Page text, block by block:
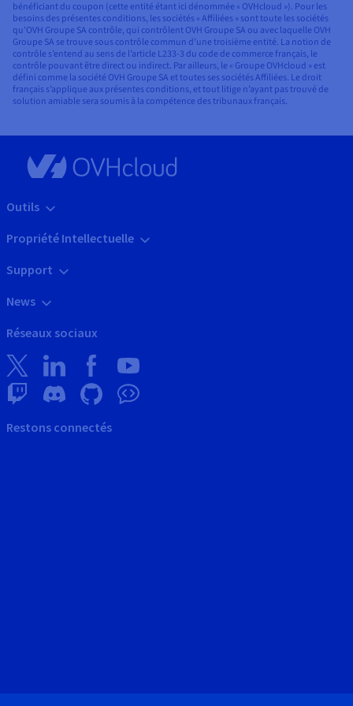
bénéficiant du coupon (cette entité étant ici dénommée « OVHcloud »). Pour les
besoins des présentes conditions, les sociétés « Affiliées » sont toute les sociétés
qu’OVH Groupe SA contrôle, qui contrôlent OVH Groupe SA ou avec laquelle OVH
Groupe SA se trouve sous contrôle commun d’une troisième entité. La notion de
contrôle s’entend au sens de l’article L233-3 du code de commerce français, le
contrôle pouvant être direct ou indirect. Par ailleurs, le « Groupe OVHcloud » est
défini comme la société OVH Groupe SA et toutes ses sociétés Affiliées. Le droit
français s’applique aux présentes conditions, et tout litige n’ayant pas trouvé de
solution amiable sera soumis à la compétence des tribunaux français.
Outils
Propriété Intellectuelle
Support
News
Réseaux sociaux
Restons connectés